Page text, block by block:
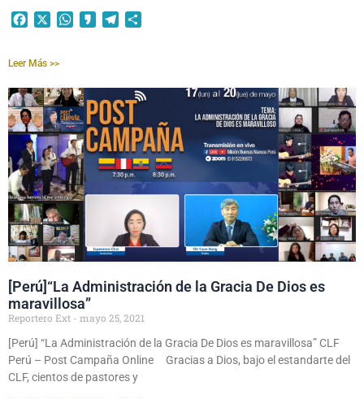
FacebookWhatsApp
KakaoTelegram
Leer Más >>
[Perú]“La Administración de la Gracia De Dios es
maravillosa”
Reportero Ext
mayo 25, 2021
[Perú] “La Administración de la Gracia De Dios es maravillosa” CLF
Perú – Post Campaña Online Gracias a Dios, bajo el estandarte del
CLF, cientos de pastores y